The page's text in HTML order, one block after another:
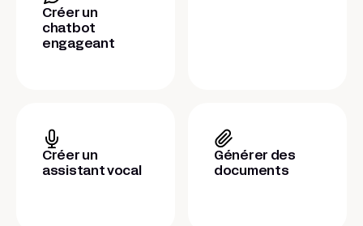
Créer un
chatbot
engageant
Créer un
assistant vocal
Générer des
documents